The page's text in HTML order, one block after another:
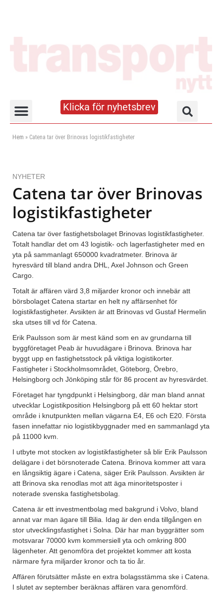
Klicka för nyhetsbrev
Hem » Catena tar över Brinovas logistikfastigheter
NYHETER
Catena tar över Brinovas
logistikfastigheter
Catena tar över fastighetsbolaget Brinovas logistikfastigheter.
Totalt handlar det om 43 logistik- och lagerfastigheter med en
yta på sammanlagt 650000 kvadratmeter. Brinova är
hyresvärd till bland andra DHL, Axel Johnson och Green
Cargo.
Totalt är affären värd 3,8 miljarder kronor och innebär att
börsbolaget Catena startar en helt ny affärsenhet för
logistikfastigheter. Avsikten är att Brinovas vd Gustaf Hermelin
ska utses till vd för Catena.
Erik Paulsson som är mest känd som en av grundarna till
byggföretaget Peab är huvudägare i Brinova. Brinova har
byggt upp en fastighetsstock på viktiga logistikorter.
Fastigheter i Stockholmsområdet, Göteborg, Örebro,
Helsingborg och Jönköping står för 86 procent av hyresvärdet.
Företaget har tyngdpunkt i Helsingborg, där man bland annat
utvecklar Logistikposition Helsingborg på ett 60 hektar stort
område i knutpunkten mellan vägarna E4, E6 och E20. Första
fasen innefattar nio logistikbyggnader med en sammanlagd yta
på 11000 kvm.
I utbyte mot stocken av logistikfastigheter så blir Erik Paulsson
delägare i det börsnoterade Catena. Brinova kommer att vara
en långsiktig ägare i Catena, säger Erik Paulsson. Avsikten är
att Brinova ska renodlas mot att äga minoritetsposter i
noterade svenska fastighetsbolag.
Catena är ett investmentbolag med bakgrund i Volvo, bland
annat var man ägare till Bilia. Idag är den enda tillgången en
stor utvecklingsfastighet i Solna. Där har man byggrätter som
motsvarar 70000 kvm kommersiell yta och omkring 800
lägenheter. Att genomföra det projektet kommer att kosta
närmare fyra miljarder kronor och ta tio år.
Affären förutsätter måste en extra bolagsstämma ske i Catena.
I slutet av september beräknas affären vara genomförd.